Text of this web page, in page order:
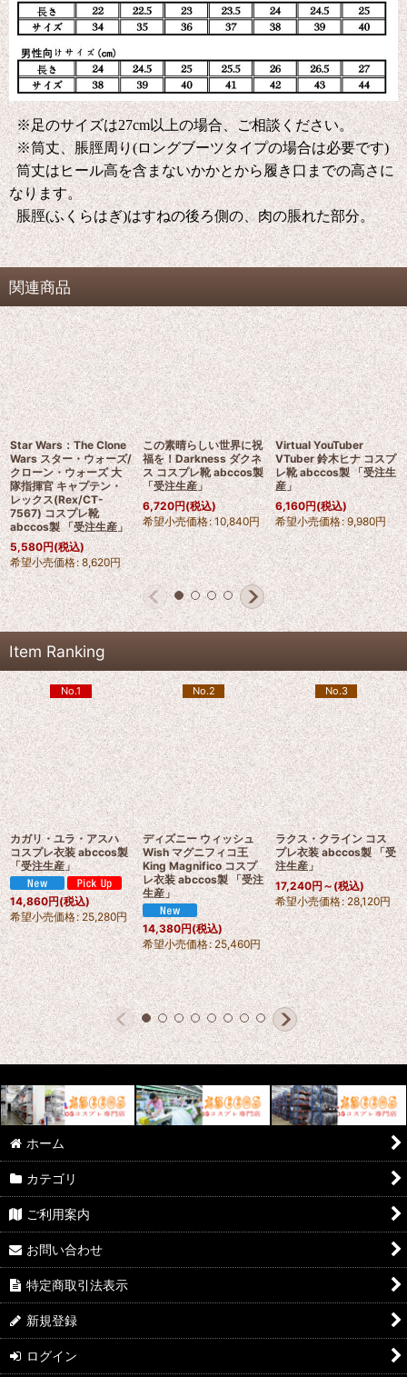
※足のサイズは27cm以上の場合、ご相談ください。
※筒丈、脹脛周り(ロングブーツタイプの場合は必要です)
筒丈はヒール高を含まないかかとから履き口までの高さに
なります。
脹脛(ふくらはぎ)はすねの後ろ側の、肉の脹れた部分。
関連商品
Star Wars：The Clone
Wars スター・ウォーズ/
クローン・ウォーズ 大
隊指揮官 キャプテン・
レックス(Rex/CT-
7567) コスプレ靴
abccos製 「受注生産」
5,580円(税込)
希望小売価格: 8,620円
この素晴らしい世界に祝
福を！Darkness ダクネ
ス コスプレ靴 abccos製
「受注生産」
6,720円(税込)
希望小売価格: 10,840円
Virtual YouTuber
VTuber 鈴木ヒナ コスプ
レ靴 abccos製 「受注生
産」
6,160円(税込)
希望小売価格: 9,980円
Item Ranking
No.1
カガリ・ユラ・アスハ
コスプレ衣装 abccos製
「受注生産」
14,860円(税込)
希望小売価格: 25,280円
No.2
ディズニー ウィッシュ
Wish マグニフィコ王
King Magnifico コスプ
レ衣装 abccos製 「受注
生産」
14,380円(税込)
希望小売価格: 25,460円
No.3
ラクス・クライン コス
プレ衣装 abccos製 「受
注生産」
17,240円～(税込)
希望小売価格: 28,120円
ホーム
カテゴリ
ご利用案内
お問い合わせ
特定商取引法表示
新規登録
ログイン